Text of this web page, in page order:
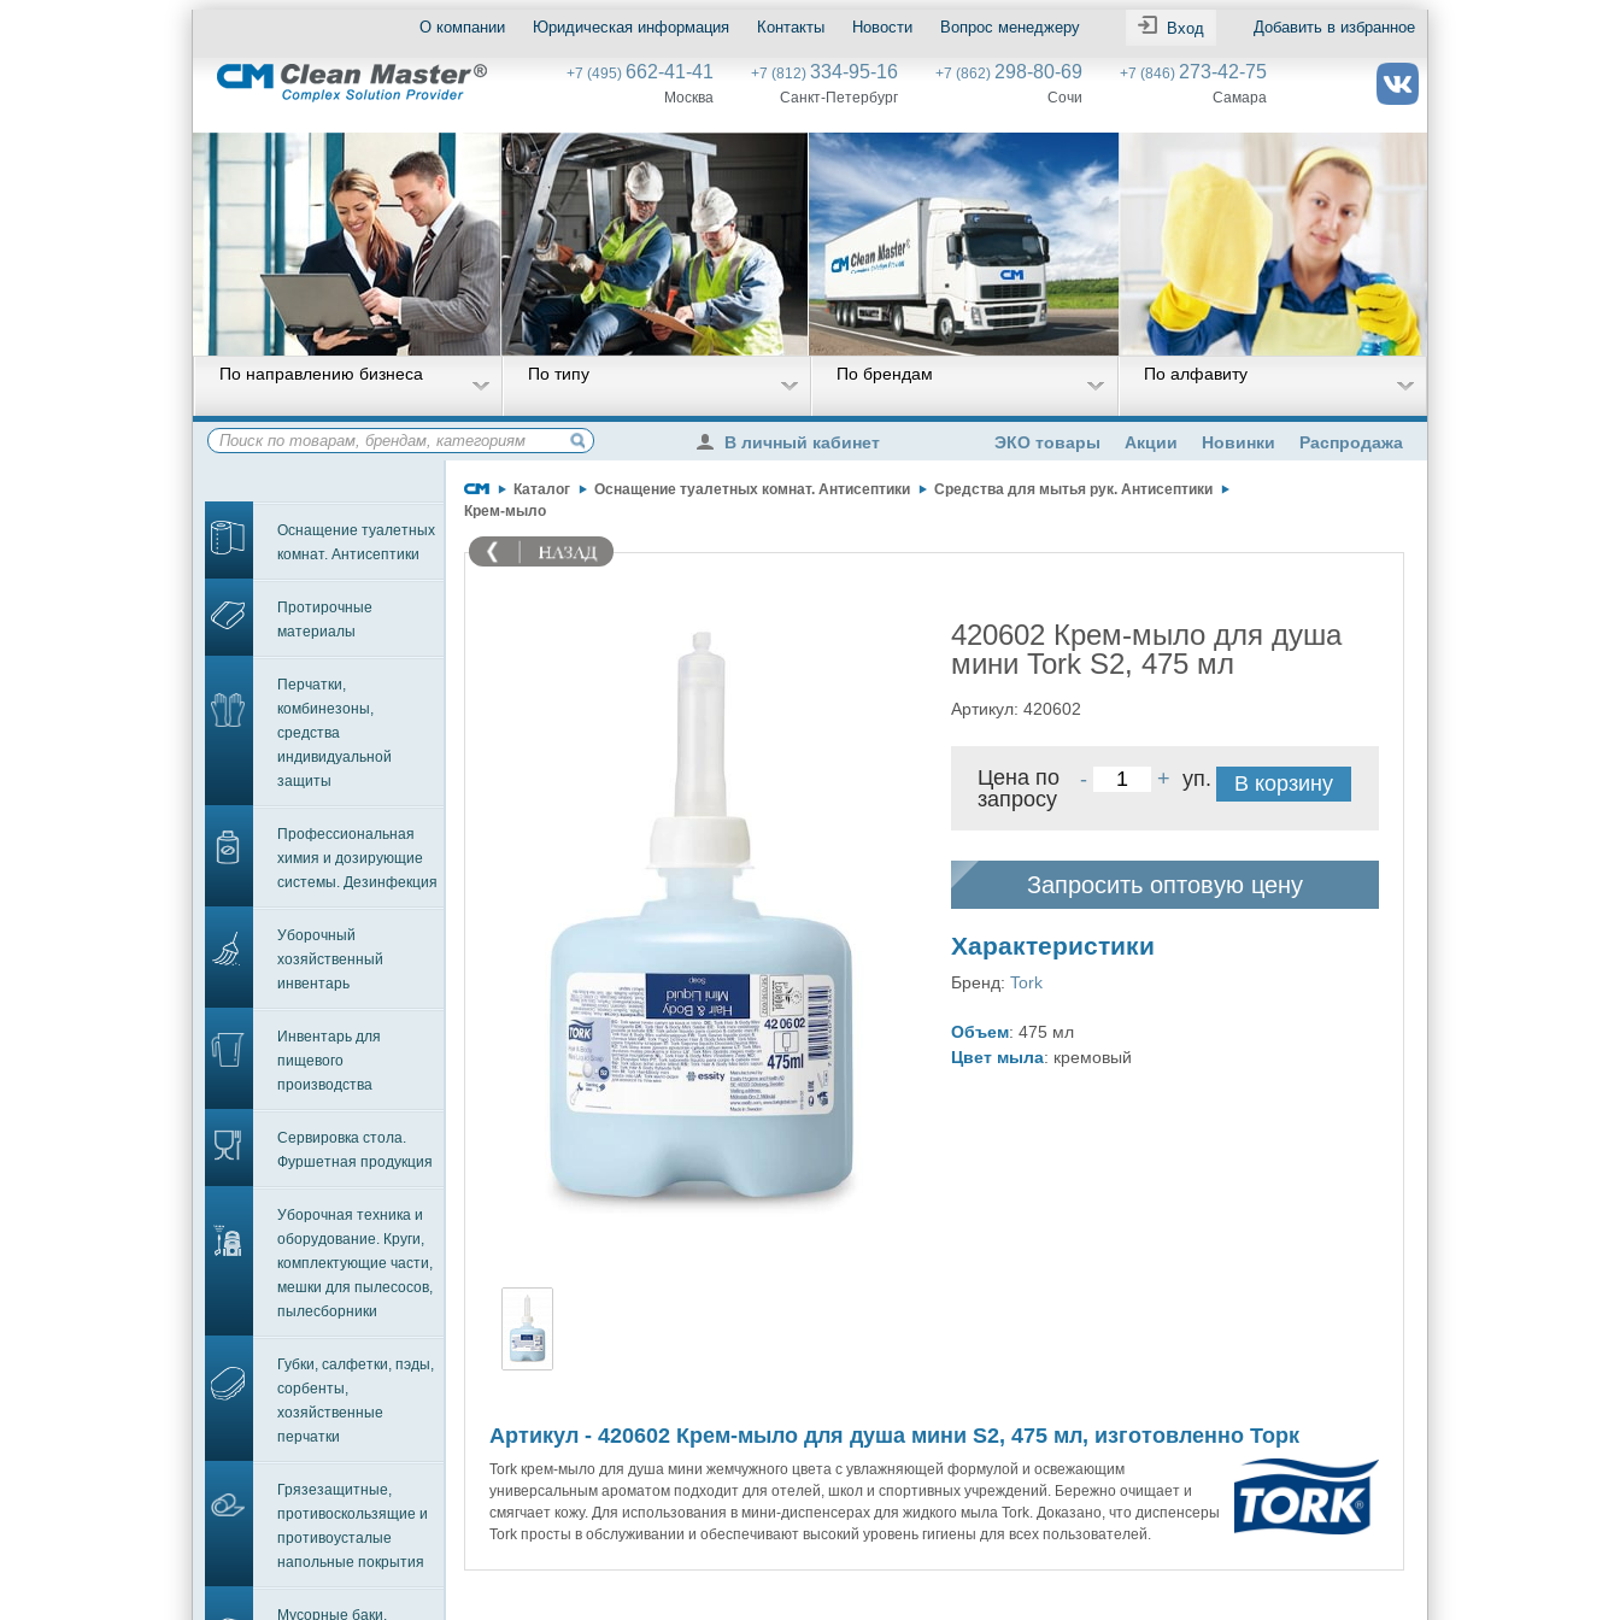
Вход Добавить в избранное
О компании Юридическая информация Контакты Новости Вопрос менеджеру
+7 (495) 662-41-41
Москва
+7 (812) 334-95-16
Санкт-Петербург
+7 (862) 298-80-69
Сочи
+7 (846) 273-42-75
Самара
По направлению бизнеса По типу По брендам По алфавиту
Распродажа
Новинки
Акции
ЭКО товары
В личный кабинет
Оснащение туалетных
комнат. Антисептики
Протирочные
материалы
Перчатки,
комбинезоны,
средства
индивидуальной
защиты
Профессиональная
химия и дозирующие
системы. Дезинфекция
Уборочный
хозяйственный
инвентарь
Инвентарь для
пищевого
производства
Сервировка стола.
Фуршетная продукция
Уборочная техника и
оборудование. Круги,
комплектующие части,
мешки для пылесосов,
пылесборники
Губки, салфетки, пэды,
сорбенты,
хозяйственные
перчатки
Грязезащитные,
противоскользящие и
противоусталые
напольные покрытия
Мусорные баки,
Каталог Оснащение туалетных комнат. Антисептики
Средства для мытья рук. Антисептики
Крем-мыло
420602 Крем-мыло для душа
мини Tork S2, 475 мл
Артикул: 420602
Цена по
запросу
- + уп. В корзину
Запросить оптовую цену
Характеристики
Бренд: Tork
Объем: 475 мл
Цвет мыла: кремовый
Артикул - 420602 Крем-мыло для душа мини S2, 475 мл, изготовленно Торк
Tork крем-мыло для душа мини жемчужного цвета с увлажняющей формулой и освежающим
универсальным ароматом подходит для отелей, школ и спортивных учреждений. Бережно очищает и
смягчает кожу. Для использования в мини-диспенсерах для жидкого мыла Tork. Доказано, что диспенсеры
Tork просты в обслуживании и обеспечивают высокий уровень гигиены для всех пользователей.